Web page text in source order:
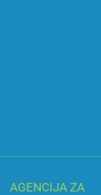
AGENCIJA ZA